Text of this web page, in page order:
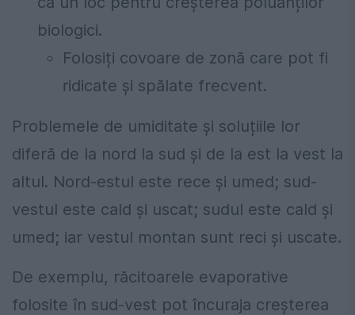
biologici.
Folosiți covoare de zonă care pot fi
ridicate și spălate frecvent.
Problemele de umiditate și soluțiile lor
diferă de la nord la sud și de la est la vest la
altul. Nord-estul este rece și umed; sud-
vestul este cald și uscat; sudul este cald și
umed; iar vestul montan sunt reci și uscate.
De exemplu, răcitoarele evaporative
folosite în sud-vest pot încuraja creșterea